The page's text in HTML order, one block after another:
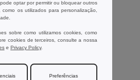
poliéster
optar por permitir ou bloquear outros
os utilizados para personalização,
sobre como utilizamos cookies, como
cookies de terceiros, consulte a nossa
e Privacy Policy.
Preferências